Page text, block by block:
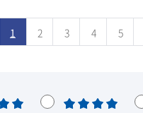
1 2 3 4 5
만